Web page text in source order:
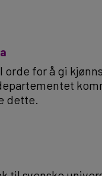
for å gi
dette.